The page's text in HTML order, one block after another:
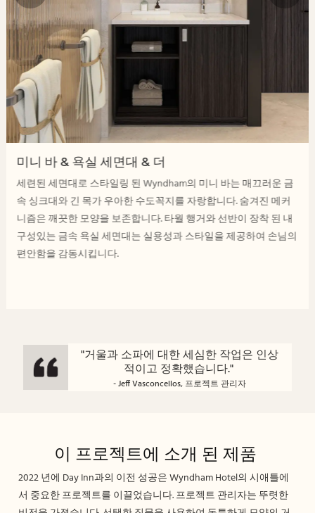
미니 바 & 욕실 세면대 & 더
세련된 세면대로 스타일링 된 Wyndham의 미니 바는 매끄러운 금
속 싱크대와 긴 목가 우아한 수도꼭지를 자랑합니다. 숨겨진 메커
니즘은 깨끗한 모양을 보존합니다. 타월 행거와 선반이 장착 된 내
구성있는 금속 욕실 세면대는 실용성과 스타일을 제공하여 손님의
편안함을 감동시킵니다.
"거울과 소파에 대한 세심한 작업은 인상
적이고 정확했습니다."
- Jeff Vasconcellos, 프로젝트 관리자
이 프로젝트에 소개 된 제품
2022 년에 Day Inn과의 이전 성공은 Wyndham Hotel의 시애틀에
서 중요한 프로젝트를 이끌었습니다. 프로젝트 관리자는 뚜렷한